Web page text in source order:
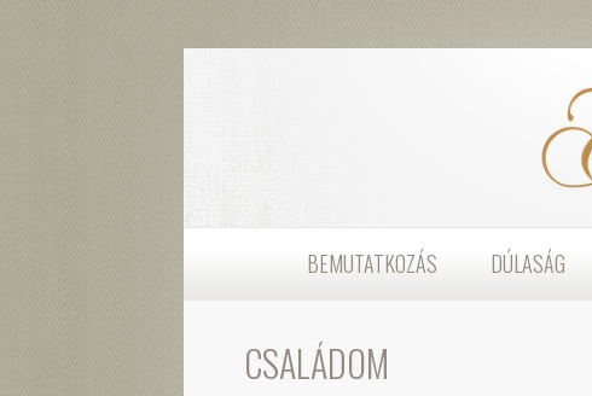
BEMUTATKOZÁS DÚLASÁG
CSALÁDOM